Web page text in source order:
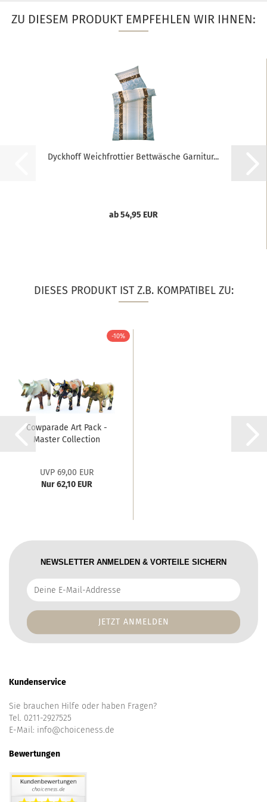
ZU DIESEM PRODUKT EMPFEHLEN WIR IHNEN:
Dyckhoff Weichfrottier Bettwäsche Garnitur...
ab 54,95 EUR
DIESES PRODUKT IST Z.B. KOMPATIBEL ZU:
-10%
Cowparade Art Pack -
Master Collection
UVP 69,00 EUR
Nur 62,10 EUR
NEWSLETTER ANMELDEN & VORTEILE SICHERN
Deine
E-
Addresse
Kundenservice
Sie brauchen Hilfe oder haben Fragen?
Tel. 0211-2927525
E-Mail: info@choiceness.de
Bewertungen